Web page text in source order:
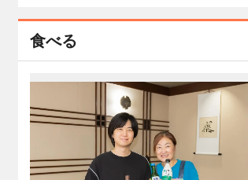
食べる